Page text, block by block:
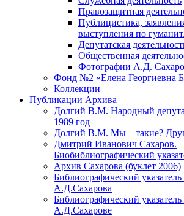
Правозащитная
Публицистика,
выступления по
Депутатская
Общественная
Фотографии А.Д.
Фонд №2 «Елена Георгиевна
Коллекции
Публикации Архива
Долгий В.М. Народный
1989 год
Долгий В.М. Мы – такие?
Дмитрий Иванович Сахаров.
Биобиблиографический
Архив Сахарова (буклет 2006)
Библиографический указатель
А.Д.Сахарова
Библиографический
А.Д.Сахарове